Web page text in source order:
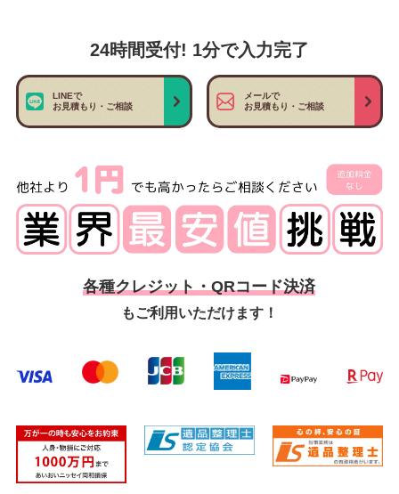
24時間受付! 1分で入力完了
LINEで
お見積もり・ご相談
メールで
お見積もり・ご相談
各種クレジット・QRコード決済
もご利用いただけます！